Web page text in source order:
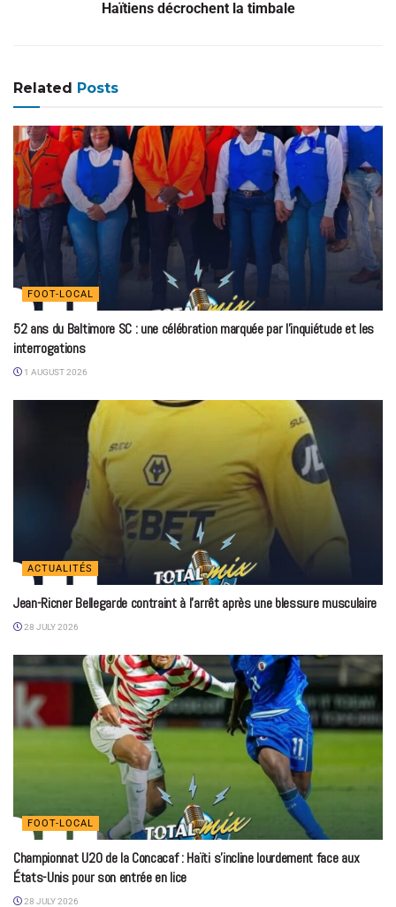
Haïtiens décrochent la timbale
Related Posts
FOOT-LOCAL
52 ans du Baltimore SC : une célébration marquée par l’inquiétude et les
interrogations
1 AUGUST 2026
ACTUALITÉS
Jean-Ricner Bellegarde contraint à l’arrêt après une blessure musculaire
28 JULY 2026
FOOT-LOCAL
Championnat U20 de la Concacaf : Haïti s’incline lourdement face aux
États-Unis pour son entrée en lice
28 JULY 2026